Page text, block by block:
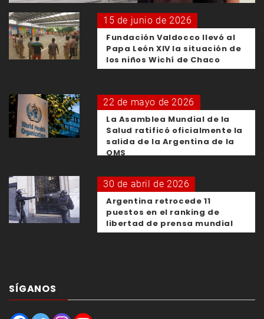
15 de junio de 2026
Fundación Valdocco llevó al
Papa León XIV la situación de
los niños Wichí de Chaco
22 de mayo de 2026
La Asamblea Mundial de la
Salud ratificó oficialmente la
salida de la Argentina de la
OMS
30 de abril de 2026
Argentina retrocede 11
puestos en el ranking de
libertad de prensa mundial
SÍGANOS